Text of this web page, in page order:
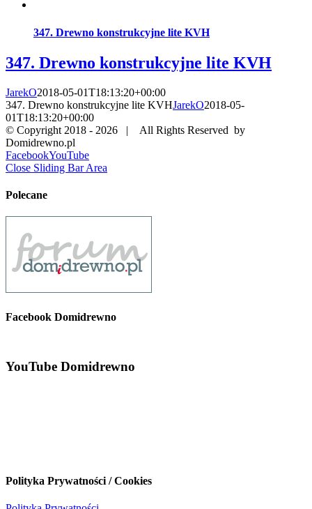
347. Drewno konstrukcyjne lite KVH
347. Drewno konstrukcyjne lite KVH
JarekO2018-05-01T18:13:20+00:00
347. Drewno konstrukcyjne lite KVHJarekO2018-05-
01T18:13:20+00:00
© Copyright 2018 - 2026 | All Rights Reserved by
Domidrewno.pl
FacebookYouTube
Close Sliding Bar Area
Polecane
Facebook Domidrewno
YouTube Domidrewno
Polityka Prywatności / Cookies